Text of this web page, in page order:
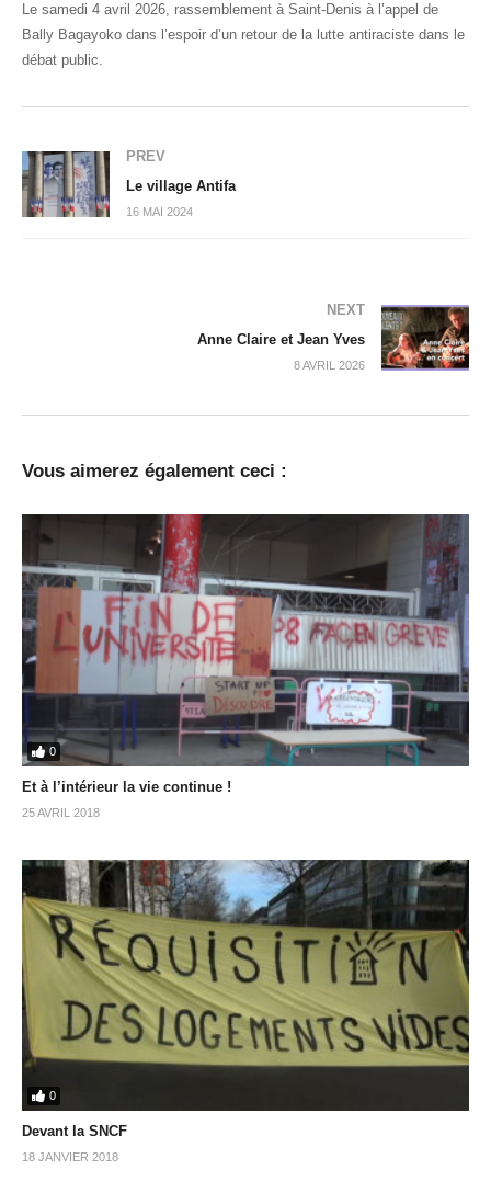
Le samedi 4 avril 2026, rassemblement à Saint-Denis à l’appel de
Bally Bagayoko dans l’espoir d’un retour de la lutte antiraciste dans le
débat public.
PREV
Le village Antifa
16 MAI 2024
NEXT
Anne Claire et Jean Yves
8 AVRIL 2026
Vous aimerez également ceci :
0
Et à l’intérieur la vie continue !
25 AVRIL 2018
0
Devant la SNCF
18 JANVIER 2018